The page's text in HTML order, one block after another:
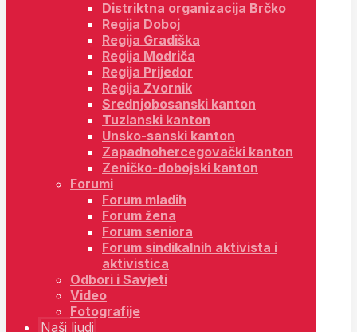
Distriktna organizacija Brčko
Regija Doboj
Regija Gradiška
Regija Modriča
Regija Prijedor
Regija Zvornik
Srednjobosanski kanton
Tuzlanski kanton
Unsko-sanski kanton
Zapadnohercegovački kanton
Zeničko-dobojski kanton
Forumi
Forum mladih
Forum žena
Forum seniora
Forum sindikalnih aktivista i
aktivistica
Odbori i Savjeti
Video
Fotografije
Naši ljudi